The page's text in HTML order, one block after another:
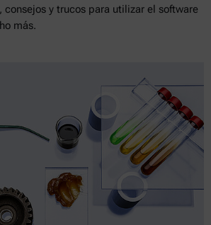
y trucos para utilizar el software
más.